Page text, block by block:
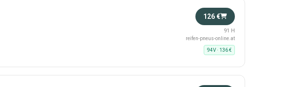
126 €
91 H
reifen-pneus-online.at
94V · 136 €